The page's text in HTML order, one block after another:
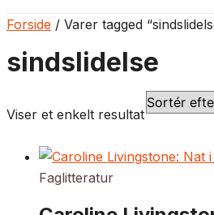
Forside / Varer tagged
sindslidelse
Viser et enkelt resultat
Faglitteratur